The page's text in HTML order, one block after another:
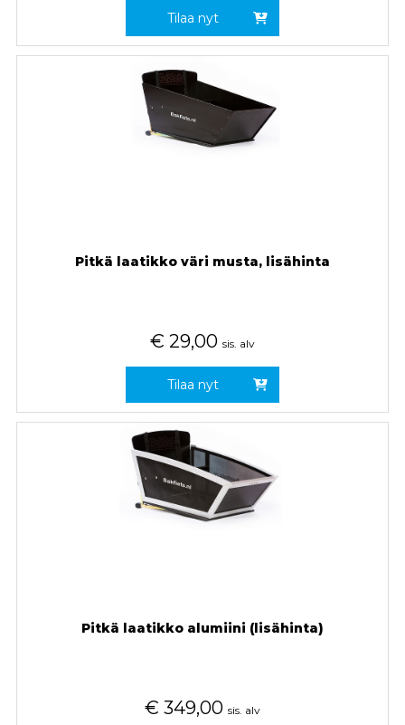
Tilaa nyt
Pitkä laatikko väri musta, lisähinta
€ 29,00 sis. alv
Tilaa nyt
Pitkä laatikko alumiini (lisähinta)
€ 349,00 sis. alv